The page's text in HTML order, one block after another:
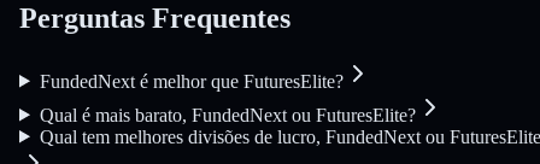
Perguntas Frequentes
FundedNext é melhor que FuturesElite?
Qual é mais barato, FundedNext ou FuturesElite?
Qual tem melhores divisões de lucro, FundedNext ou